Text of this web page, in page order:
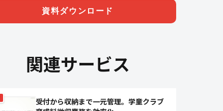
資料ダウンロード
関連サービス
受付から収納まで一元管理。学童クラブ